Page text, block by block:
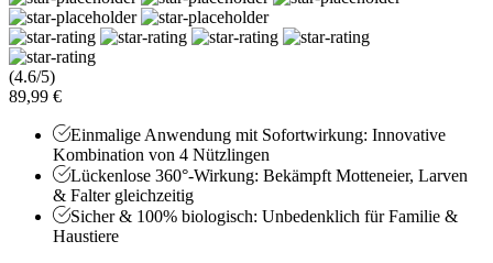
(4.6/5)
89,99 €
Einmalige Anwendung mit Sofortwirkung: Innovative
Kombination von 4 Nützlingen
Lückenlose 360°-Wirkung: Bekämpft Motteneier, Larven
& Falter gleichzeitig
Sicher & 100% biologisch: Unbedenklich für Familie &
Haustiere